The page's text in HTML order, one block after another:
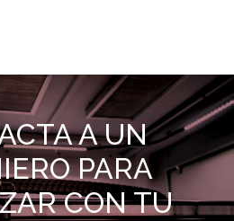
A UN
PARA
CON TU